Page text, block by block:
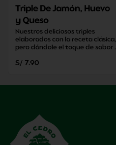
Triple De Jamón, Huevo
y Queso
Nuestros deliciosos triples
elaborados con la receta clásica,
pero dándole el toque de sabor
S/ 7.90